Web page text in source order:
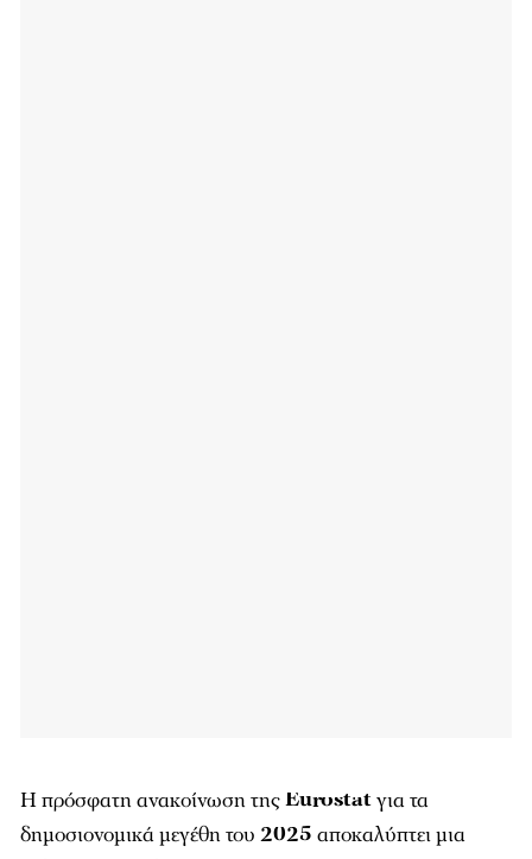
Η πρόσφατη ανακοίνωση τηςEurostatγια τα
δημοσιονομικά μεγέθη του 2025 αποκαλύπτει μια